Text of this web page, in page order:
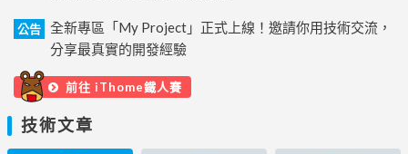
公告
全新專區「My Project」正式上線！邀請你用技術交流，
分享最真實的開發經驗
前往 iThome鐵人賽
技術文章